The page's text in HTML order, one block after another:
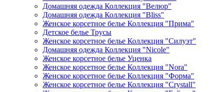
Домашняя одежда Коллекция "Велюр"
Домашняя одежда Коллекция "Bliss"
Женское корсетное белье Коллекция "Прима"
Детское белье Трусы
Женское корсетное белье Коллекция "Силуэт"
Домашняя одежда Коллекция "Nicole"
Женское корсетное белье Уценка
Женское корсетное белье Коллекция "Nora"
Женское корсетное белье Коллекция "Форма"
Женское корсетное белье Коллекция "Crystall"